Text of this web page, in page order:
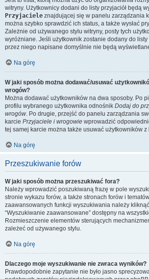
witryny. Użytkownicy dodani do listy przyjaciół będą
Przyjaciele znajdującej się w panelu zarządzania
można szybko sprawdzić ich status, a także wysłać
Zależnie od używanego stylu witryny, posty tych
wyróżniane. Jeśli użytkownik zostanie dodany do
przez niego napisane domyślnie nie będą
Na górę
W jaki sposób można dodawać/usuwać
wrogów?
Można dodawać użytkowników na dwa sposoby. Po
profilu wybranego użytkownika odnośnik Dodaj do
wrogów. Po drugie, przejść do panelu zarządzania
karcie Przyjaciele i wrogowie wprowadzić
tej samej karcie można także usuwać użytkowników z
Na górę
Przeszukiwanie forów
W jaki sposób można przeszukiwać fora?
Należy wprowadzić poszukiwaną frazę w pole
stronie wykazu forów, a także stronach forów i
zaawansowanych funkcji wyszukiwania należy
“Wyszukiwanie zaawansowane” dostępny na
Rozmieszczenie elementów sterujących
zależeć od używanego stylu.
Na górę
Dlaczego moje wyszukiwanie nie zwraca wyników?
Prawdopodobnie zapytanie nie było jasno